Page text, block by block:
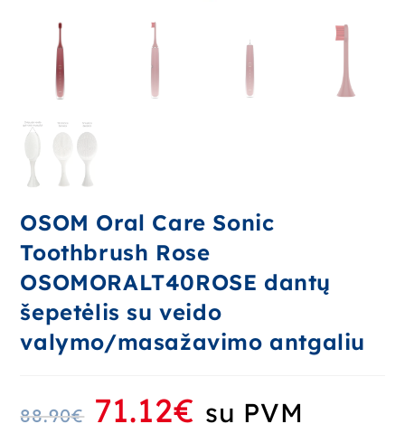
OSOM Oral Care Sonic
Toothbrush Rose
OSOMORALT40ROSE dantų
šepetėlis su veido
valymo/masažavimo antgaliu
88.90€ 71.12€ su PVM